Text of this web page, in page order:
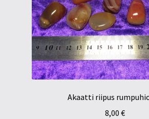
Akaatti riipus
8,00 €